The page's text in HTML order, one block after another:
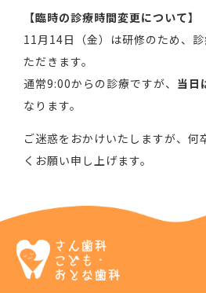
【臨時の診療時間変更について】
11月14日（金）は研修のため、
ただきます。
通常9:00からの診療ですが、 当日
なります。
ご迷惑をおかけいたしますが、何
くお願い申し上げます。